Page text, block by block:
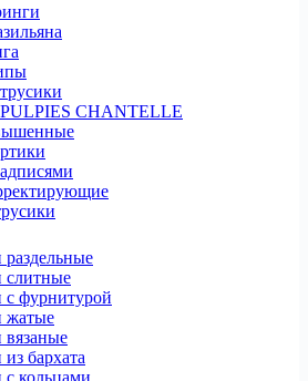
CHANTELLE
слитные
с фурнитурой
жатые
бархата
кольцами